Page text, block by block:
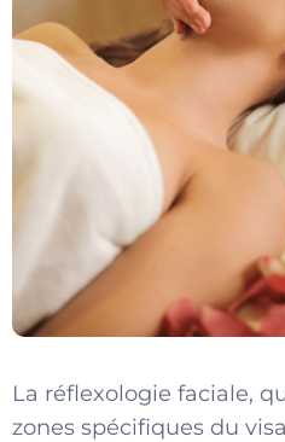
La réflexologie faciale,
zones spécifiques du